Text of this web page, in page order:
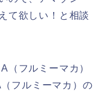
て欲しい！と相談
（フルミーマカ）
フルミーマカ）の